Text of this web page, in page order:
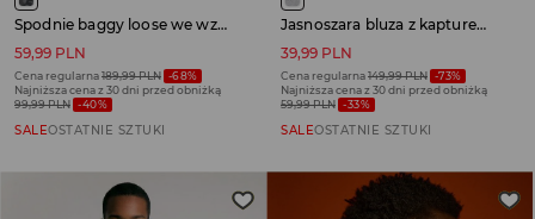
Spodnie baggy loose we wzór moro
59,99 PLN
Cena regularna189,99 PLN -68%
Najniższa cena z 30 dni przed obniżką
99,99 PLN -40%
SALEOSTATNIE SZTUKI
Jasnoszara bluza z kapturem i nadrukiem ludzika LEGO
39,99 PLN
Cena regularna149,99 PLN -73%
Najniższa cena z 30 dni przed obniżką
59,99 PLN -33%
SALEOSTATNIE SZTUKI